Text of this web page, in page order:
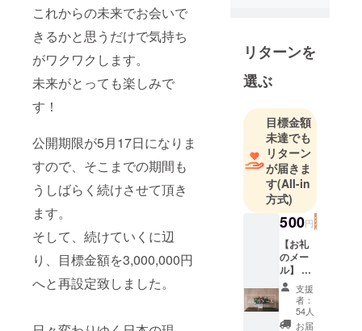
これからの未来でお会いで
きるかと思うだけで気持ち
がワクワクします。
未来がとっても楽しみで
す！
公開期限が5月17日になりま
すので、そこまでの期間も
うしばらく続けさせて頂き
ます。
そして、続けていくに辺
り、目標金額を3,000,000円
へと再設定致しました。
に、1歳5ヶ
月の息子の
ママでもあ
ります。家
族やスタッ
フ、仲間た
ちにサポー
トしてもら
いながら子
育てと仕事
いる日々で
リターンを
選ぶ
目標金額
未達でも
リターン
が届きま
す(All-in
方式)
500円
【お礼
のメー
ル】 ご
支援下
さった
皆さま
へ、1通
支援
者：
54人
お届